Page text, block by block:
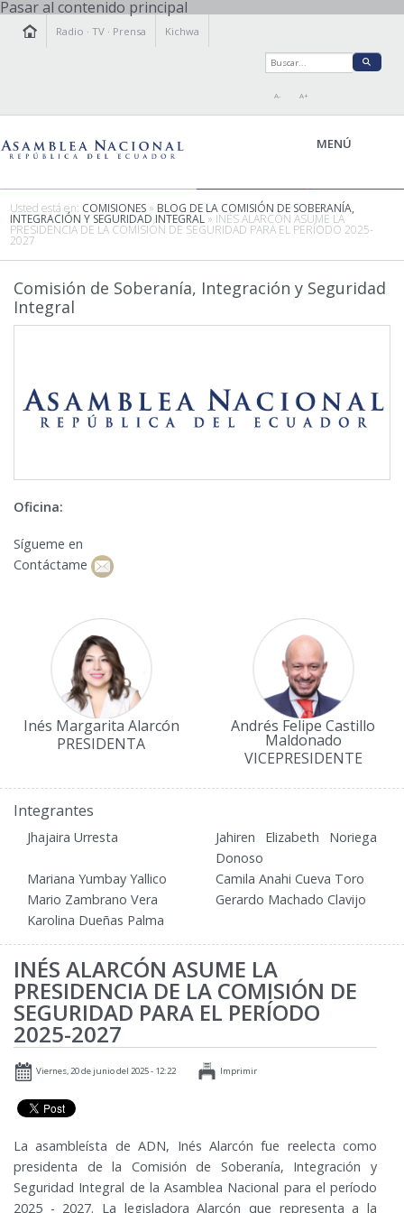
Pasar al contenido principal
Radio ·TV · Prensa Kichwa
A- A+
MENÚ
LA ASAMBLEA
FISCALIZAMOS
TRANSPARENCIA
AGENDA
Usted está en: COMISIONES » BLOG DE LA COMISIÓN DE SOBERANÍA,
INTEGRACIÓN Y SEGURIDAD INTEGRAL » INÉS ALARCÓN ASUME LA
PRESIDENCIA DE LA COMISIÓN DE SEGURIDAD PARA EL PERÍODO 2025-
2027
Comisión de Soberanía, Integración y Seguridad
Integral
Oficina:
Sígueme en
Contáctame
Inés Margarita Alarcón
PRESIDENTA
Andrés Felipe Castillo
Maldonado
VICEPRESIDENTE
Integrantes
Jhajaira Urresta
Jahiren Elizabeth Noriega
Donoso
Mariana Yumbay Yallico
Camila Anahi Cueva Toro
Mario Zambrano Vera
Gerardo Machado Clavijo
Karolina Dueñas Palma
INÉS ALARCÓN ASUME LA
PRESIDENCIA DE LA COMISIÓN DE
SEGURIDAD PARA EL PERÍODO
2025-2027
Viernes, 20 de junio del 2025 - 12:22 Imprimir
La asambleísta de ADN, Inés Alarcón fue reelecta como
presidenta de la Comisión de Soberanía, Integración y
Seguridad Integral de la Asamblea Nacional para el período
2025 - 2027. La legisladora Alarcón que representa a la